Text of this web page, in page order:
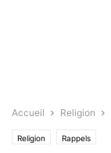
Accueil Religion
Religion Rappels